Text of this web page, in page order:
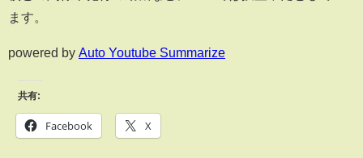
ます。
powered by Auto Youtube Summarize
共有:
Facebook X